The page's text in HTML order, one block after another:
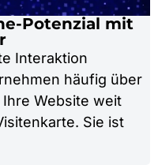
Potenzial mit
Interaktion
häufig über
Website weit
Sie ist